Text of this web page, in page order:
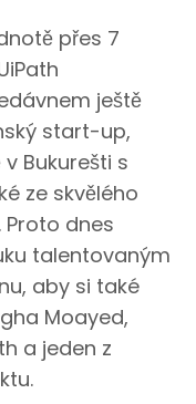
přes 7
ještě
start-up,
Bukurešti s
ze skvělého
dnes
talentovaným
aby si také
Moayed,
a jeden z